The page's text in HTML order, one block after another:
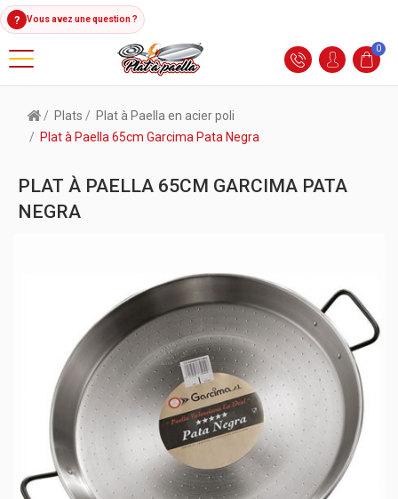
? Vous avez une question ?
0
Plats
Plat à Paella en acier poli
Plat à Paella 65cm Garcima Pata Negra
PLAT À PAELLA 65CM GARCIMA PATA
NEGRA